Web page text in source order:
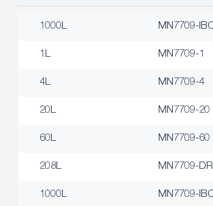
1000L MN7709-
1L MN7709-1
4L MN7709-4
20L MN7709-20
60L MN7709-60
208L MN7709-DR
1000L MN7709-